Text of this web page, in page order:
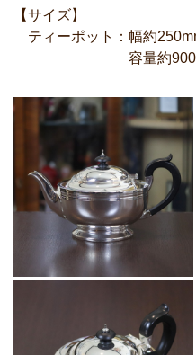
【サイズ】
ティーポット：幅約
容量約